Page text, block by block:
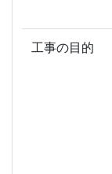
工事の目的